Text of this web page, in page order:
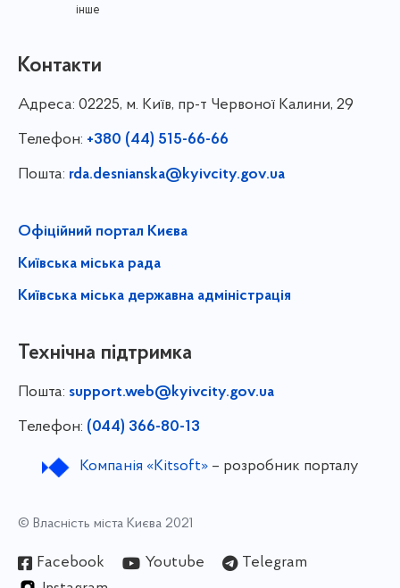
інше
Контакти
Адреса: 02225, м. Київ, пр-т Червоної Калини, 29
Телефон: +380 (44) 515-66-66
Пошта: rda.desnianska@kyivcity.gov.ua
Офіційний портал Києва
Київська міська рада
Київська міська державна адміністрація
Технічна підтримка
Пошта: support.web@kyivcity.gov.ua
Телефон: (044) 366-80-13
Компанія «Kitsoft»– розробник порталу
© Власність міста Києва 2021
Facebook Youtube
Telegram